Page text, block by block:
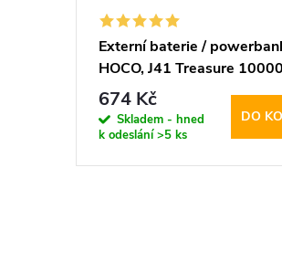
Externí baterie /
HOCO, J41 Treasure
Black
674 Kč
Skladem - hned
k odeslání>5 ks
DO